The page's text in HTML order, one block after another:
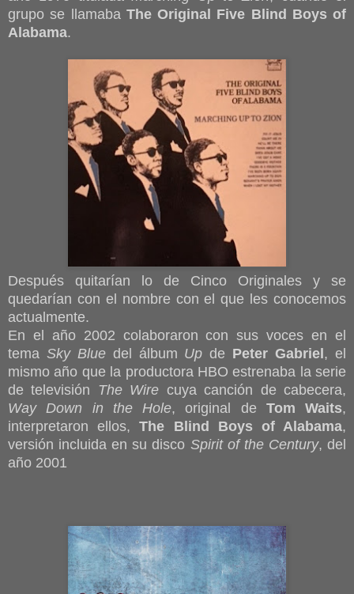
grupo se llamaba The Original Five Blind Boys of
Alabama.
Después quitarían lo de Cinco Originales y se
quedarían con el nombre con el que les conocemos
actualmente.
En el año 2002 colaboraron con sus voces en el
tema Sky Blue del álbum Up de Peter Gabriel, el
mismo año que la productora HBO estrenaba la serie
de televisión
The Wire cuya canción de cabecera,
Way Down in the Hole, original de Tom Waits,
interpretaron ellos,The Blind Boys of Alabama,
versión incluida en su disco Spirit of the Century, del
año 2001